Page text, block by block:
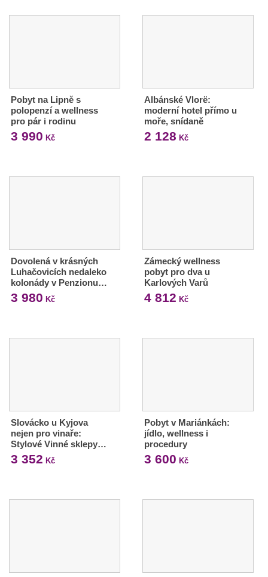
Pobyt na Lipně s
polopenzí a wellness
pro pár i rodinu
3 990 Kč
Albánské Vlorë:
moderní hotel přímo u
moře, snídaně
2 128 Kč
Dovolená v krásných
Luhačovicích nedaleko
kolonády v Penzionu…
3 980 Kč
Zámecký wellness
pobyt pro dva u
Karlových Varů
4 812 Kč
Slovácko u Kyjova
nejen pro vinaře:
Stylové Vinné sklepy…
3 352 Kč
Pobyt v Mariánkách:
jídlo, wellness i
procedury
3 600 Kč